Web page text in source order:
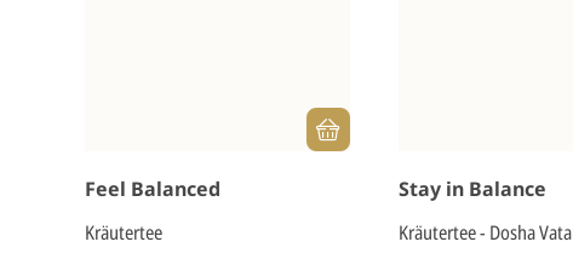
Feel Balanced
Kräutertee
Stay in Balance
Kräutertee - Dosha Vata